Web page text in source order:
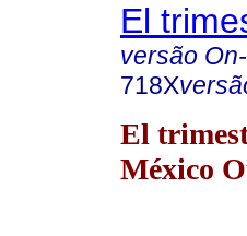
El
versão
718X
El
México